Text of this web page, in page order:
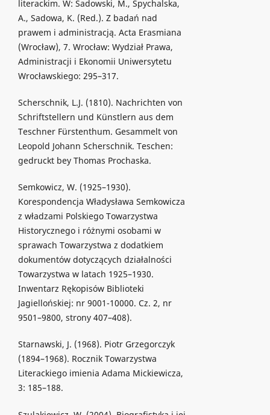
literackim. W: Sadowski, M., Spychalska,
A., Sadowa, K. (Red.). Z badań nad
prawem i administracją. Acta Erasmiana
(Wrocław), 7. Wrocław: Wydział Prawa,
Administracji i Ekonomii Uniwersytetu
Wrocławskiego: 295–317.
Scherschnik, L.J. (1810). Nachrichten von
Schriftstellern und Künstlern aus dem
Teschner Fürstenthum. Gesammelt von
Leopold Johann Scherschnik. Teschen:
gedruckt bey Thomas Prochaska.
Semkowicz, W. (1925–1930).
Korespondencja Władysława Semkowicza
z władzami Polskiego Towarzystwa
Historycznego i różnymi osobami w
sprawach Towarzystwa z dodatkiem
dokumentów dotyczących działalności
Towarzystwa w latach 1925–1930.
Inwentarz Rękopisów Biblioteki
Jagiellońskiej: nr 9001-10000. Cz. 2, nr
9501–9800, strony 407–408).
Starnawski, J. (1968). Piotr Grzegorczyk
(1894–1968). Rocznik Towarzystwa
Literackiego imienia Adama Mickiewicza,
3: 185–188.